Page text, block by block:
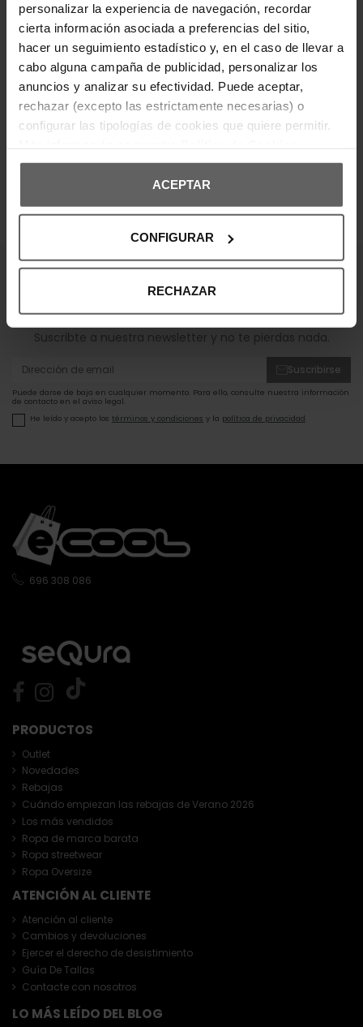
personalizar la experiencia de navegación, recordar
cierta información asociada a preferencias del sitio,
hacer un seguimiento estadístico y, en el caso de llevar a
cabo alguna campaña de publicidad, personalizar los
anuncios y analizar su efectividad. Puede aceptar,
rechazar (excepto las estrictamente necesarias) o
configurar las tipologías de cookies que quiere permitir.
ACEPTAR
CONFIGURAR
RECHAZAR
Otras marcas de Zapatillas
ZAPATILLAS ARMANI EXCHANGE
ZAPATILLAS BOSS
ZAPATILLAS CALVIN KLEIN
ZAPATILLAS ARMANI
ZAPATILLAS GUESS
ZAPATILLAS HUGO
ZAPATILLAS TOMMY HILFIGER
ZAPATILLAS VANS
¡Entérate de todas las novedades y
ofertas!
Suscribte a nuestra newsletter y no te pierdas nada.
Suscribirse
Puede darse de baja en cualquier momento. Para ello, consulte nuestra información
de contacto en el aviso legal.
He leído y acepto los términos y condiciones y la política de privacidad
PRODUCTOS
Outlet
Novedades
Rebajas
Cuándo empiezan las rebajas de Verano 2026
Los más vendidos
Ropa de marca barata
Ropa streetwear
Ropa Oversize
ATENCIÓN AL CLIENTE
Atención al cliente
Cambios y devoluciones
Ejercer el derecho de desistimiento
Guía De Tallas
Contacte con nosotros
LO MÁS LEÍDO DEL BLOG
696 308 086